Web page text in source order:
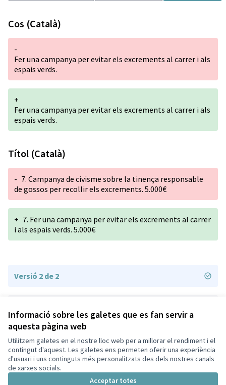
Informació sobre les galetes que es fan servir a
aquesta pàgina web
Utilitzem galetes en el nostre lloc web per a millorar el rendiment i el
contingut d'aquest. Les galetes ens permeten oferir una experiència
d'usuari i uns continguts més personalitzats des dels nostres canals
de xarxes socials.
Acceptar totes
Cos (Català)
-
Fer una campanya per evitar els excrements al carrer i als
espais verds.
+
Fer una campanya per evitar els excrements al carrer i als
espais verds.
Títol (Català)
- 7. Campanya de civisme sobre la tinença responsable
de gossos per recollir els excrements. 5.000€
+ 7. Fer una campanya per evitar els excrements al carrer
i als espais verds. 5.000€
Versió 2 de 2
Termes i condicions d'ús
Configuració de les galetes
Decidim Sant Cugat a X
(Enllaç extern)
Decidim Sant Cugat a Facebook
Decidim Sant Cugat a Instagram
Decidim Sant Cugat a GitHub
(Enllaç extern)